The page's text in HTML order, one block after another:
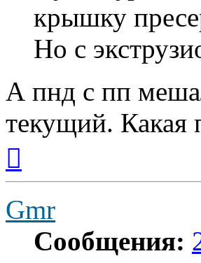
крышку
Но с
А пнд с пп
текущий. Какая
началу
Gmr
Сообщения: